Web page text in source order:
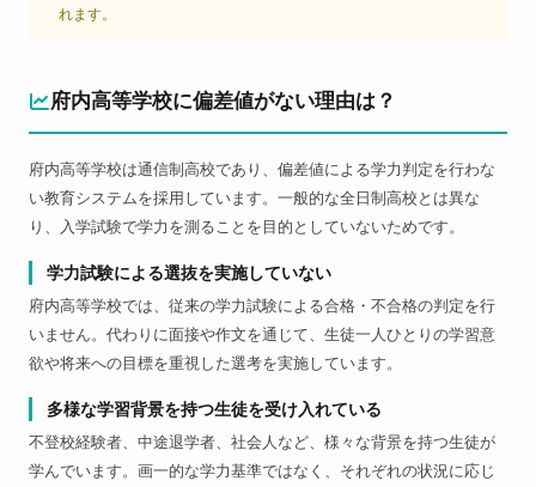
れます。
府内高等学校に偏差値がない理由は？
府内高等学校は通信制高校であり、偏差値による学力判定を行わな
い教育システムを採用しています。一般的な全日制高校とは異な
り、入学試験で学力を測ることを目的としていないためです。
学力試験による選抜を実施していない
府内高等学校では、従来の学力試験による合格・不合格の判定を行
いません。代わりに面接や作文を通じて、生徒一人ひとりの学習意
欲や将来への目標を重視した選考を実施しています。
多様な学習背景を持つ生徒を受け入れている
不登校経験者、中途退学者、社会人など、様々な背景を持つ生徒が
学んでいます。画一的な学力基準ではなく、それぞれの状況に応じ